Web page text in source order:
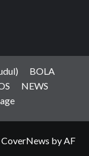
BOLA
NEWS
CoverNews by AF